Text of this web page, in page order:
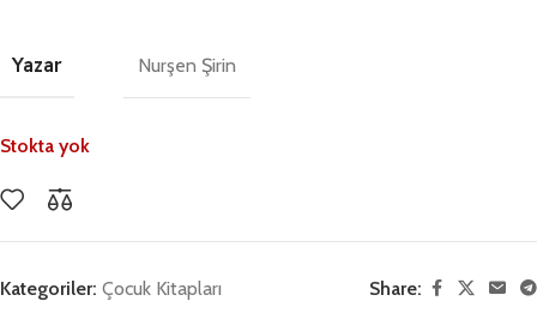
Yazar Nurşen Şirin
Stokta yok
Kategoriler: Çocuk Kitapları Share: